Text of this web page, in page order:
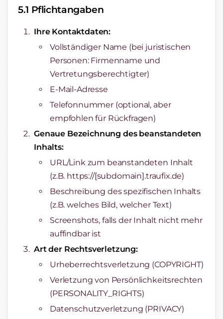
5.1 Pflichtangaben
Ihre Kontaktdaten:
Vollständiger Name (bei juristischen
Personen: Firmenname und
Vertretungsberechtigter)
E-Mail-Adresse
Telefonnummer (optional, aber
empfohlen für Rückfragen)
Genaue Bezeichnung des beanstandeten
Inhalts:
URL/Link zum beanstandeten Inhalt
(z.B. https://[subdomain].traufix.de)
Beschreibung des spezifischen Inhalts
(z.B. welches Bild, welcher Text)
Screenshots, falls der Inhalt nicht mehr
auffindbar ist
Art der Rechtsverletzung:
Urheberrechtsverletzung (COPYRIGHT)
Verletzung von Persönlichkeitsrechten
(PERSONALITY_RIGHTS)
Datenschutzverletzung (PRIVACY)